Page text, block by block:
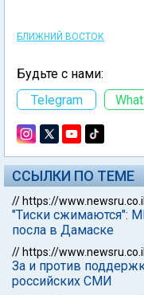
БЛИЖНИЙ ВОСТОК
Будьте с нами:
Telegram
ССЫЛКИ ПО ТЕМЕ
// https://
"Тиски сжимаются":
посла в Дамаске
// https://
За и против
российских СМИ